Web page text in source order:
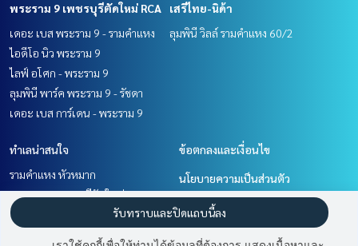
พระราม 9 เพชรบุรีตัดใหม่ RCA
เดอะ เบส พระราม 9 - รามคำแหง
ไอดีโอ นิว พระราม 9
ไลฟ์ อโศก - พระราม 9
ลุมพินี พาร์ค พระราม 9 - รัชดา
เดอะ เบส การ์เดน - พระราม 9
เสรีไทย-นิด้า
ลุมพินี วิลล์ รามคำแหง 60/2
ทำเลน่าสนใจ
รามคำแหง หัวหมาก
พระราม 9 เพชรบุรีตัดใหม่ RCA
พัฒนาการ ศรีนครินทร์
ข้อตกลงและเงื่อนไข
นโยบายความเป็นส่วนตัว
เกี่ยวกับเรา
วิธีการฝากขาย-เช่า
รับทราบและปิดแถบนี้ลง